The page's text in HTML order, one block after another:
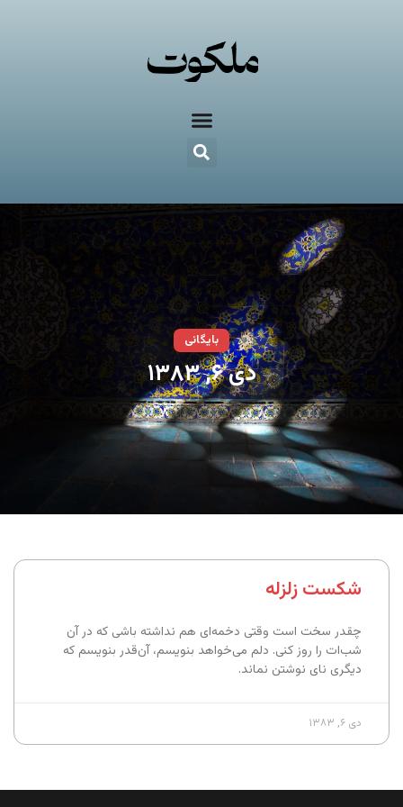
بایگانی
دی ۶, ۱۳۸۳
شکست زلزله
چقدر سخت است وقتی دخمه‌ای هم نداشته باشی که در آن
شب‌ات را روز کنی. دلم می‌خواهد بنویسم، آن‌قدر بنویسم که
دیگری نای نوشتن نماند.
دی ۶, ۱۳۸۳